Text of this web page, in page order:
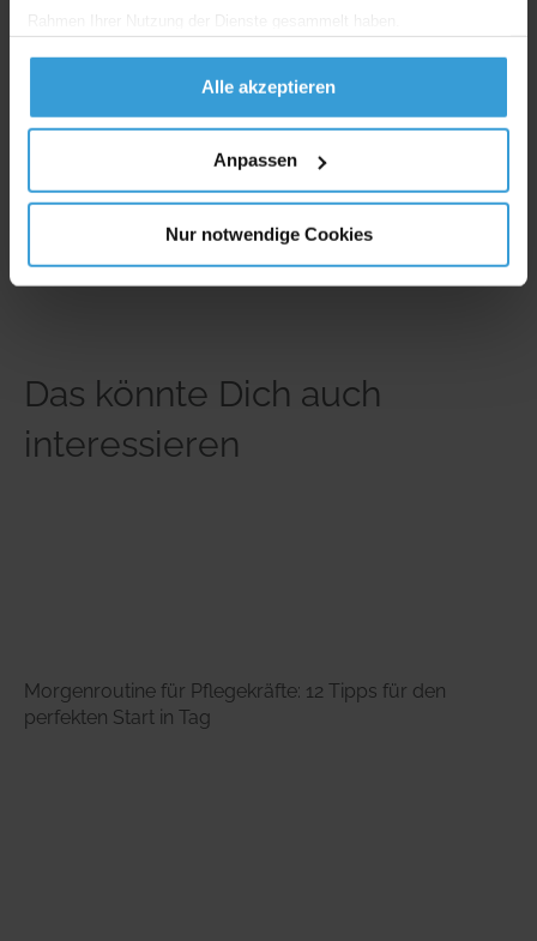
Alle akzeptieren
Anpassen
Nur notwendige Cookies
Das könnte Dich auch
interessieren
Morgenroutine für Pflegekräfte: 12 Tipps für den
perfekten Start in Tag